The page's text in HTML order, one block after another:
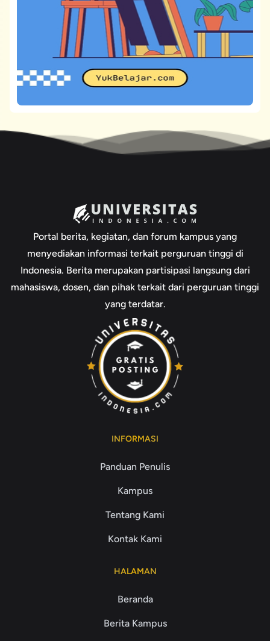
Portal berita, kegiatan, dan forum kampus yang
menyediakan informasi terkait perguruan tinggi di
Indonesia. Berita merupakan partisipasi langsung dari
mahasiswa, dosen, dan pihak terkait dari perguruan tinggi
yang terdatar.
INFORMASI
Panduan Penulis
Kampus
Tentang Kami
Kontak Kami
HALAMAN
Beranda
Berita Kampus